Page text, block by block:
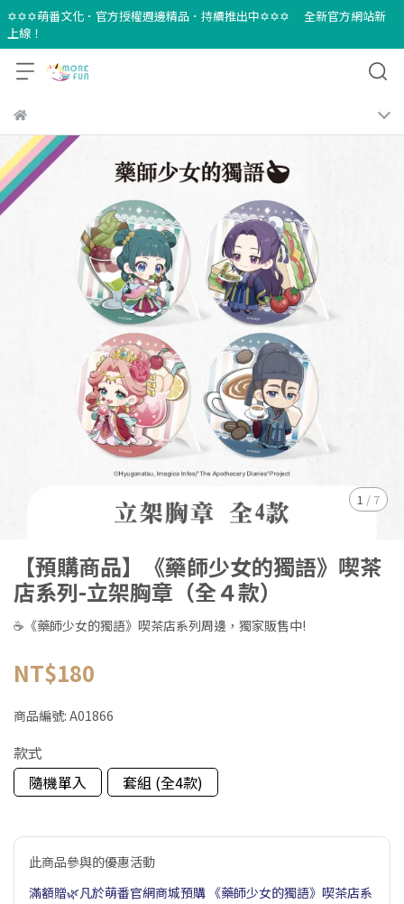
✡✡✡萌番文化．官方授權週邊精品．持續推出中✡✡✡ 全新官方網站新
上線！
1 / 7
【預購商品】《藥師少女的獨語》喫茶
店系列-立架胸章（全４款）
☕《藥師少女的獨語》喫茶店系列周邊，獨家販售中!
NT$180
商品編號: A01866
款式
隨機單入
套組 (全4款)
此商品參與的優惠活動
滿額贈🌿凡於萌番官網商城預購 《藥師少女的獨語》喫茶店系